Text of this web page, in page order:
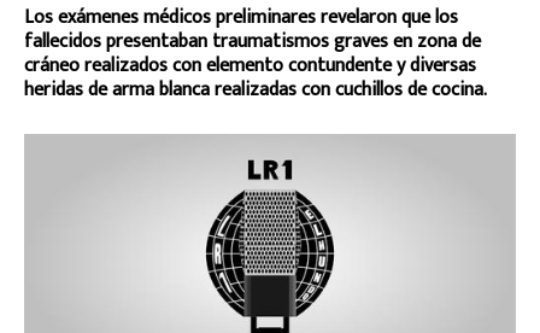
Los exámenes médicos preliminares revelaron que los
fallecidos presentaban traumatismos graves en zona de
cráneo realizados con elemento contundente y diversas
heridas de arma blanca realizadas con cuchillos de cocina.